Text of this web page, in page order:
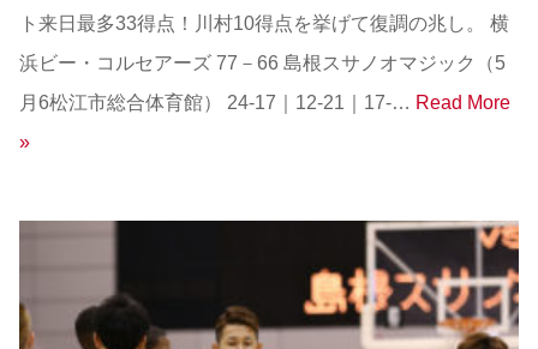
ト来日最多33得点！川村10得点を挙げて復調の兆し。 横
浜ビー・コルセアーズ 77－66 島根スサノオマジック（5
月6松江市総合体育館） 24-17｜12-21｜17-… Read More
»